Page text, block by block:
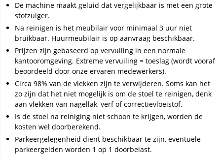
De machine maakt geluid dat vergelijkbaar is met een grote
stofzuiger.
Na reinigen is het meubilair voor minimaal 3 uur niet
bruikbaar. Huurmeubilair is op aanvraag beschikbaar.
Prijzen zijn gebaseerd op vervuiling in een normale
kantooromgeving. Extreme vervuiling = toeslag (wordt vooraf
beoordeeld door onze ervaren medewerkers).
Circa 98% van de vlekken zijn te verwijderen. Soms kan het
zo zijn dat het niet mogelijk is om de stoel te reinigen, denk
aan vlekken van nagellak, verf of correctievloeistof.
Is de stoel na reiniging niet schoon te krijgen, worden de
kosten wel doorberekend.
Parkeergelegenheid dient beschikbaar te zijn, eventuele
parkeergelden worden 1 op 1 doorbelast.